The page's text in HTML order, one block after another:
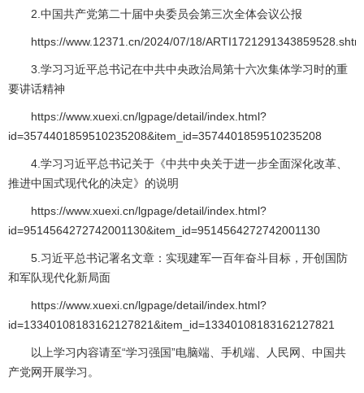
2.中国共产党第二十届中央委员会第三次全体会议公报
https://www.12371.cn/2024/07/18/
3.学习习近平总书记在中共中央政治局第十六次集体学习时的重
要讲话精神
https://www.xuexi.cn/lgpage/detail/index.html?
id=3574401859510235208&item_id=3574401859510235208
4.学习习近平总书记关于《中共中央关于进一步全面深化改革、
推进中国式现代化的决定》的说明
https://www.xuexi.cn/lgpage/detail/index.html?
id=9514564272742001130&item_id=9514564272742001130
5.习近平总书记署名文章：实现建军一百年奋斗目标，开创国防
和军队现代化新局面
https://www.xuexi.cn/lgpage/detail/index.html?
id=13340108183162127821&item_id=13340108183162127821
以上学习内容请至“学习强国”电脑端、手机端、人民网、中国共
产党网开展学习。